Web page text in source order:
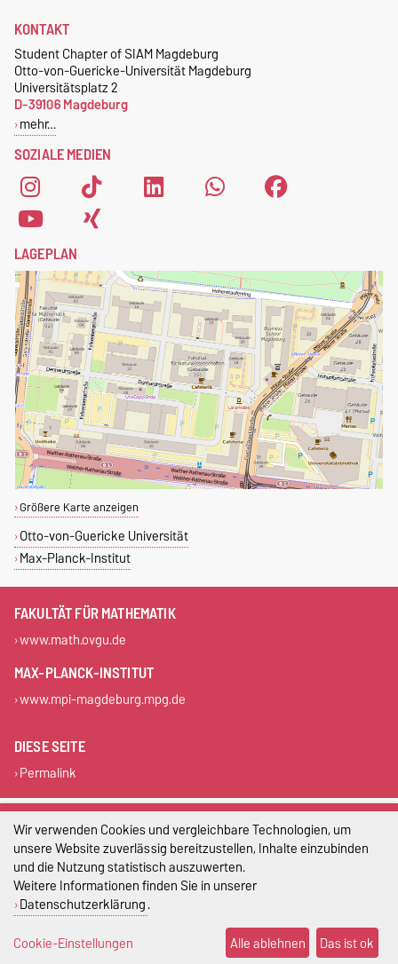
SOZIALE MEDIEN
KONTAKT
Student Chapter of SIAM Magdeburg
Otto-von-Guericke-Universität Magdeburg
Universitätsplatz 2
D-39106 Magdeburg
mehr…
LAGEPLAN
Größere Karte anzeigen
Otto-von-Guericke Universität
Max-Planck-Institut
FAKULTÄT FÜR MATHEMATIK
www.math.ovgu.de
MAX-PLANCK-INSTITUT
www.mpi-magdeburg.mpg.de
DIESE SEITE
Permalink
Impressum
Datenschutz
Barrierefreiheit
Cookie-Einstellungen
Wir verwenden Cookies und vergleichbare Technologien, um
unsere Website zuverlässig bereitzustellen, Inhalte einzubinden
und die Nutzung statistisch auszuwerten.
Weitere Informationen finden Sie in unserer
Datenschutzerklärung.
Cookie-Einstellungen
Alle ablehnen Das ist ok